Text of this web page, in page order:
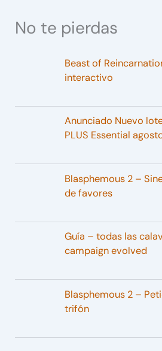
No te pierdas
Beast of
interactivo
Anunciado Nuevo
PLUS Essential
Blasphemous 2 –
de favores
Guía – todas las
campaign evolved
Blasphemous 2 –
trifón